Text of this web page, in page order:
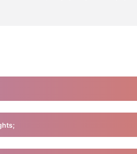
για να αποθηκεύσετε
των Highlights. Υποστηρίζει μόνο